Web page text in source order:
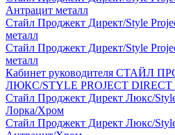
Антрацит металл
Стайл Проджект Директ/Style
металл
Стайл Проджект Директ/Style
металл
Кабинет руководителя СТАЙЛ
ЛЮКС/STYLE PROJECT DIRECT
Стайл Проджект Директ Люкс/
Лорка/Хром
Стайл Проджект Директ Люкс/